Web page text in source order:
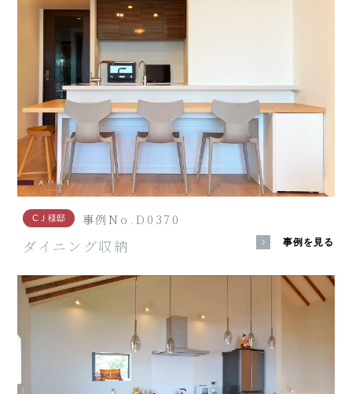
CＪ様邸 事例No.D0370
ダイニング収納 事例を見る